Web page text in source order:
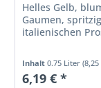
Helles Gelb,
Gaumen,
italienischen
Inhalt0.75 Liter
6,19 € *